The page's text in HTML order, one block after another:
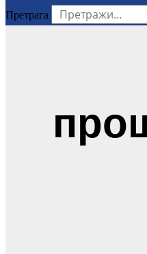
Претрага